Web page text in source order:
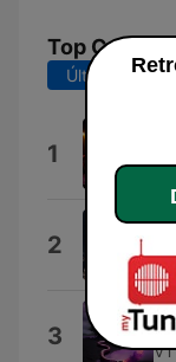
Top
Últimos 7 días
1
2
3